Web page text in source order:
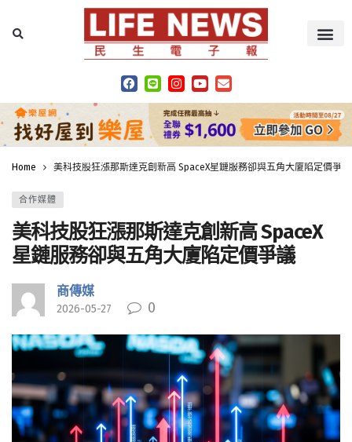
Home 美科技股狂漲那斯達克創新高 SpaceX星鏈服務卻與五角大廈陷定價爭議
合作媒體
美科技股狂漲那斯達克創新高 SpaceX
星鏈服務卻與五角大廈陷定價爭議
商傳媒
2026-05-27 0